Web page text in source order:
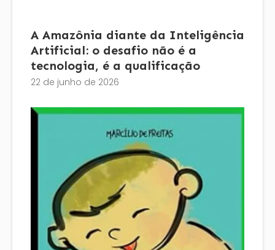
A Amazônia diante da Inteligência
Artificial: o desafio não é a
tecnologia, é a qualificação
22 de junho de 2026